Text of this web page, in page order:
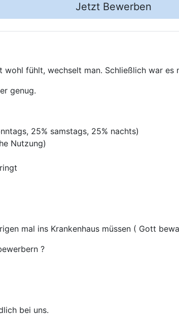
Jetzt Bewerben
fühlt, wechselt man. Schließlich war es
genug.
25% samstags, 25% nachts)
Nutzung)
mal ins Krankenhaus müssen ( Gott
?
bei uns.